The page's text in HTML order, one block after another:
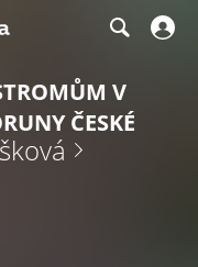
V
ČESKÉ